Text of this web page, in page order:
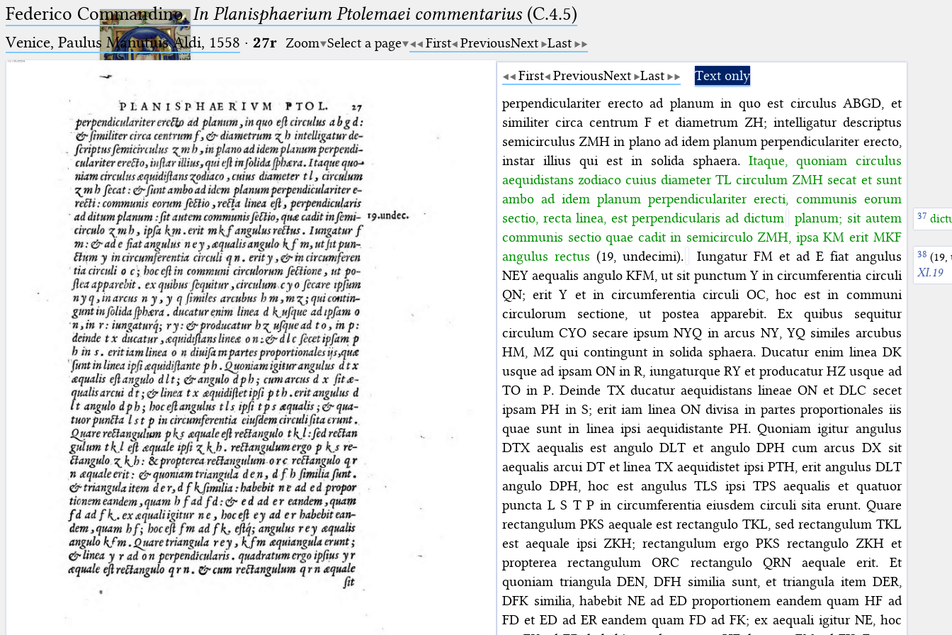
Ptolemaeus
Arabus et Latinus
(the underscore) is the placeholder
for exactly one character.
(the percent sign) is the
placeholder for no, one or more
than one character.
(two percent signs) is the
placeholder for no, one or more
than one character, but not for
blank space (so that a search ends
at word boundaries).
🔎︎
Start
Project
Team
News
Jobs
Publications
Conference
Arabic Works
Arabic Manuscripts
Latin Works
Latin Manuscripts
Latin Early Prints
Images
Texts
Federico Commandino,In Planisphaerium Ptolemaei commentarius (C.4.5)
Venice, Paulus Manutius Aldi, 1558 · 27r Zoom Select a page First PreviousNext Last
First PreviousNext Last
Text only
perpendiculariter erecto ad planum in quo est circulus ABGD, et
similiter circa centrum F et diametrum ZH; intelligatur descriptus
semicirculus ZMH in plano ad idem planum perpendiculariter erecto,
instar illius qui est in solida sphaera. Itaque, quoniam circulus
aequidistans zodiaco cuius diameter TL circulum ZMH secat et sunt
ambo ad idem planum perpendiculariter erecti, communis eorum
sectio, recta linea, est perpendicularis ad dictum
planum; sit autem
communis sectio quae cadit in semicirculo ZMH, ipsa KM erit MKF
angulus rectus (19, undecimi).
(19,
XI.19
Iungatur FM et ad E fiat angulus
NEY aequalis angulo KFM, ut sit punctum Y in circumferentia circuli
QN; erit Y et in circumferentia circuli OC, hoc est in communi
circulorum sectione, ut postea apparebit. Ex quibus sequitur
circulum CYO secare ipsum NYQ in arcus NY, YQ similes arcubus
HM, MZ qui contingunt in solida sphaera. Ducatur enim linea DK
usque ad ipsam ON in R, iungaturque RY et producatur HZ usque ad
TO in P. Deinde TX ducatur aequidistans lineae ON et DLC secet
ipsam PH in S; erit iam linea ON divisa in partes proportionales iis
quae sunt in linea ipsi aequidistante PH. Quoniam igitur angulus
DTX aequalis est angulo DLT et angulo DPH cum arcus DX sit
aequalis arcui DT et linea TX aequidistet ipsi PTH, erit angulus DLT
angulo DPH, hoc est angulus TLS ipsi TPS aequalis et quatuor
puncta L S T P in circumferentia eiusdem circuli sita erunt. Quare
rectangulum PKS aequale est rectangulo TKL, sed rectangulum TKL
est aequale ipsi ZKH; rectangulum ergo PKS rectangulo ZKH et
propterea rectangulum ORC rectangulo QRN aequale erit. Et
quoniam triangula DEN, DFH similia sunt, et triangula item DER,
DFK similia, habebit NE ad ED proportionem eandem quam HF ad
FD et ED ad ER eandem quam FD ad FK; ex aequali igitur NE, hoc